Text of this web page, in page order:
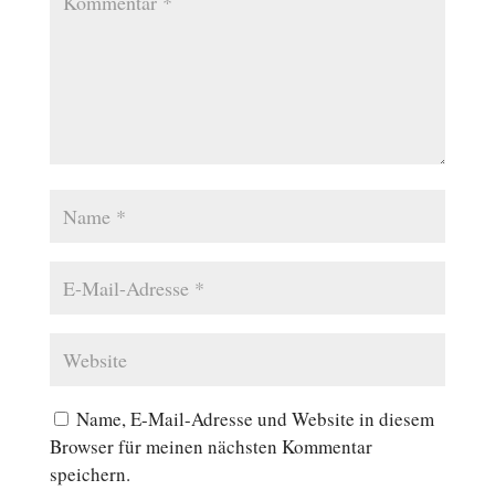
Name, E-Mail-Adresse und Website in diesem
Browser für meinen nächsten Kommentar
speichern.